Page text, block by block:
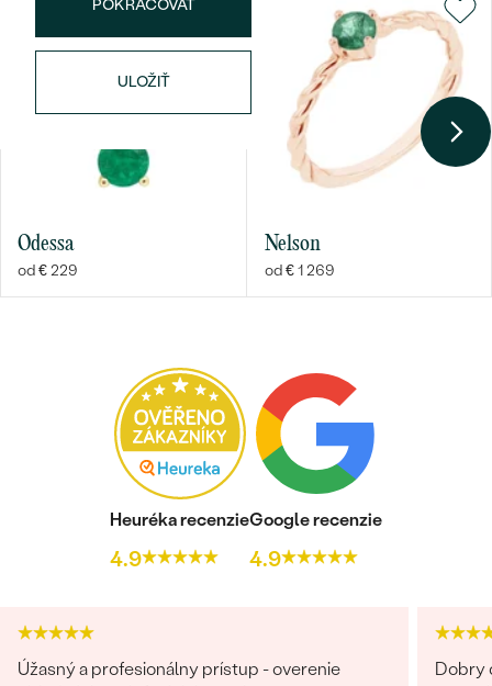
POKRAČOVAT
ULOŽIŤ
Odessa
od € 229
Nelson
od € 1 269
Heuréka recenzie
4.9
Google recenzie
4.9
Úžasný a profesionálny prístup - overenie
Dobry